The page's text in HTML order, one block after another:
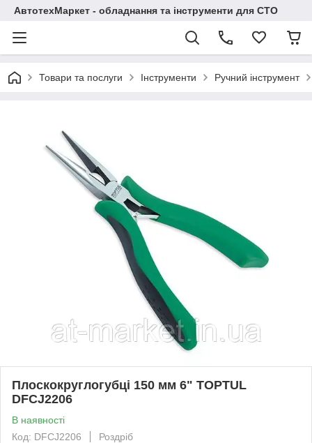
АвтотехМаркет - обладнання та інструменти для СТО
Товари та послуги Інструменти Ручний інструмент
Плоскокруглогубці 150 мм 6" TOPTUL
DFCJ2206
В наявності
Код: DFCJ2206
Роздріб